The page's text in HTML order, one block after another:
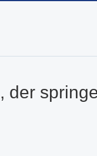
der